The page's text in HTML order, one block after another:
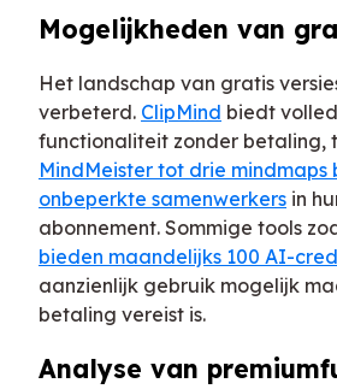
Mogelijkheden van
Het landschap van gratis
verbeterd. ClipMind biedt
functionaliteit zonder betaling,
MindMeister tot drie mindmaps
onbeperkte samenwerkers in
abonnement. Sommige tools
bieden maandelijks 100 AI-
aanzienlijk gebruik mogelijk
betaling vereist is.
Analyse van